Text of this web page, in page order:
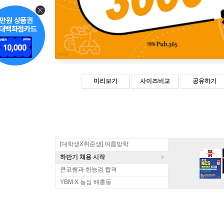
미리보기 사이즈비교 공유하기
[대학생X취준생] 여름방학
하반기 채용 시작
큰코쌤과 한능검 합격
YBM X 농심 배홍동